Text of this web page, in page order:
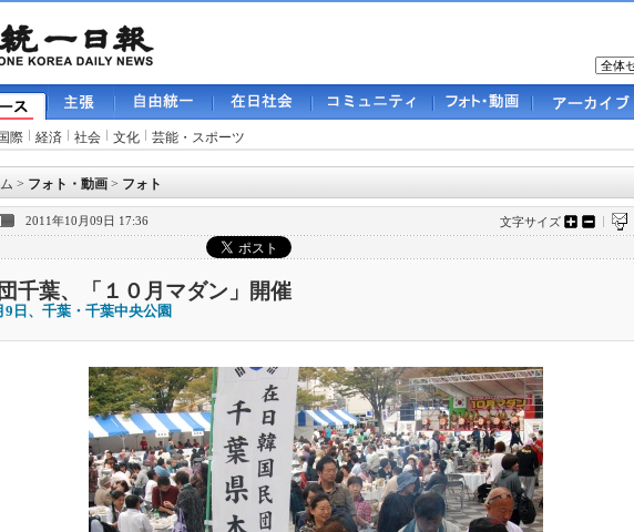
国際 経済 社会 文化 芸能・スポーツ
> フォト・動画 > フォト
2011年10月09日 17:36 文字サイズ
千葉、「１０月マダン」開催
9日、千葉・千葉中央公園